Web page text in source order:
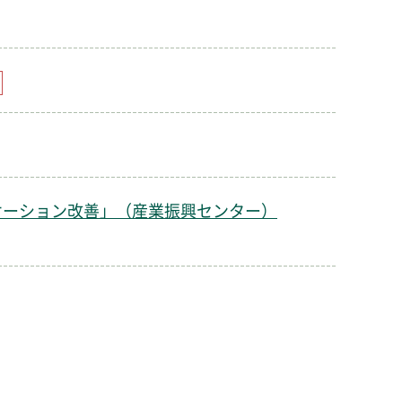
ション改善」（産業振興センター）